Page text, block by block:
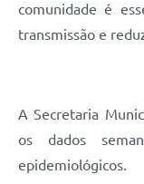
comunidade é
transmissão e
A Secretaria
os dados
epidemiológicos.